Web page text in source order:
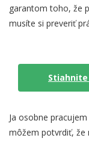
garantom toho, že
musíte si preveriť
Ja osobne
môžem potvrdiť, že